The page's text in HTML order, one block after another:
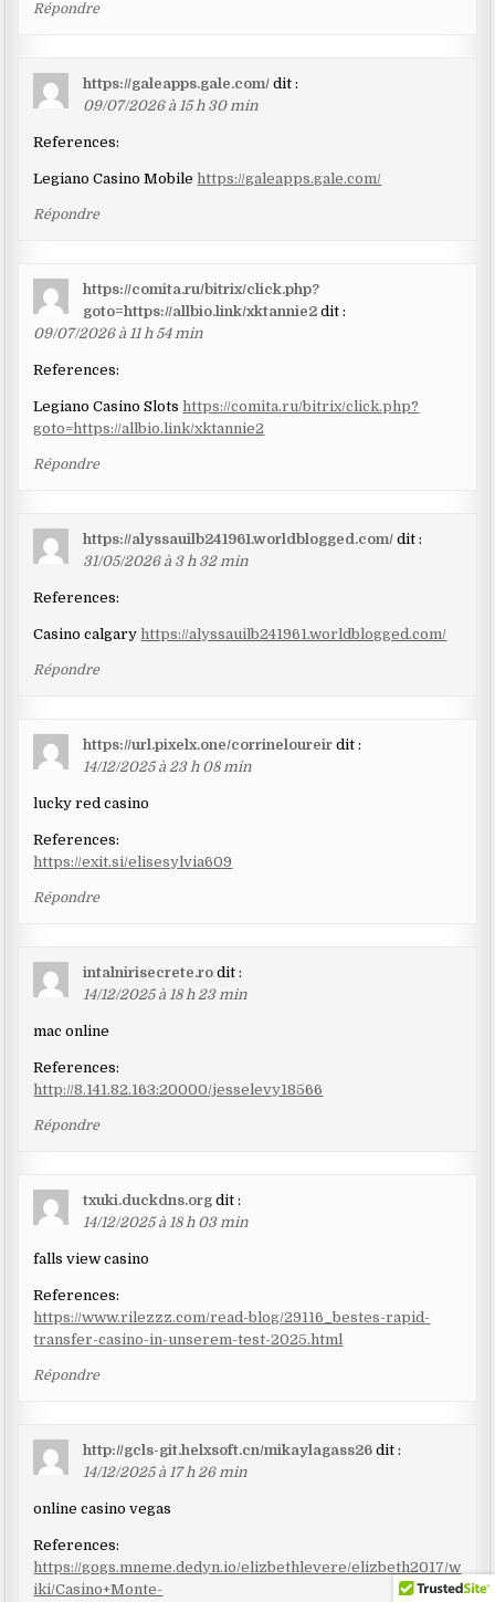
Répondre
https://galeapps.gale.com/ dit :
09/07/2026 à 15 h 30 min
References:
Legiano Casino Mobile https://galeapps.gale.com/
Répondre
https://comita.ru/bitrix/click.php?
goto=https://allbio.link/xktannie2 dit :
09/07/2026 à 11 h 54 min
References:
Legiano Casino Slotshttps://comita.ru/bitrix/click.php?
goto=https://allbio.link/xktannie2
Répondre
https://alyssauilb241961.worldblogged.com/ dit :
31/05/2026 à 3 h 32 min
References:
Casino calgary https://alyssauilb241961.worldblogged.com/
Répondre
https://url.pixelx.one/corrineloureir dit :
14/12/2025 à 23 h 08 min
lucky red casino
References:
https://exit.si/elisesylvia609
Répondre
intalnirisecrete.ro dit :
14/12/2025 à 18 h 23 min
mac online
References:
http://8.141.82.163:20000/jesselevy18566
Répondre
txuki.duckdns.org dit :
14/12/2025 à 18 h 03 min
falls view casino
References:
https://www.rilezzz.com/read-blog/29116_bestes-rapid-
transfer-casino-in-unserem-test-2025.html
Répondre
http://gcls-git.helxsoft.cn/mikaylagass26 dit :
14/12/2025 à 17 h 26 min
online casino vegas
References:
https://gogs.mneme.dedyn.io/elizbethlevere/elizbeth2017/w
iki/Casino+Monte-